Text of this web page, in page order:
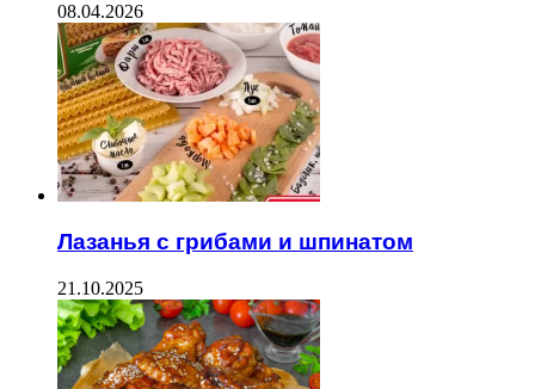
08.04.2026
Лазанья с грибами и шпинатом
21.10.2025